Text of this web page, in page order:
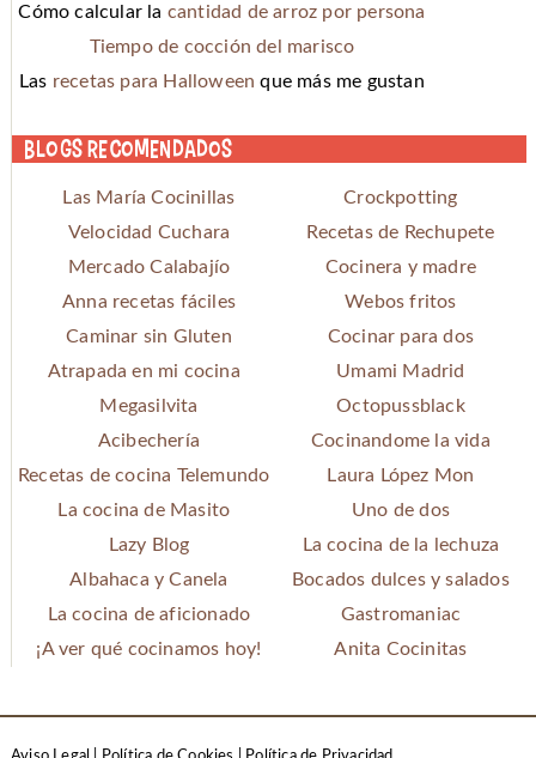
Cómo calcular la cantidad de arroz por persona
Tiempo de cocción del marisco
Las recetas para Halloween que más me gustan
Blogs recomendados
Las María Cocinillas
Crockpotting
Velocidad Cuchara
Recetas de Rechupete
Mercado Calabajío
Cocinera y madre
Anna recetas fáciles
Webos fritos
Caminar sin Gluten
Cocinar para dos
Atrapada en mi cocina
Umami Madrid
Megasilvita
Octopussblack
Acibechería
Cocinandome la vida
Recetas de cocina Telemundo
Laura López Mon
La cocina de Masito
Uno de dos
Lazy Blog
La cocina de la lechuza
Albahaca y Canela
Bocados dulces y salados
La cocina de aficionado
Gastromaniac
¡A ver qué cocinamos hoy!
Anita Cocinitas